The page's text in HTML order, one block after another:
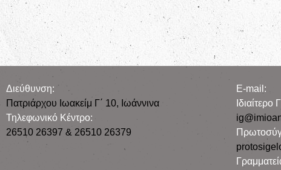
Ἁγία καὶ Μεγάλη
+ Ὁ
διάπυρος πρὸς Θεὸν
Διεύθυνση:
Πατριάρχου Ιωακείμ Γ΄ 10, Iωάννινα
Τηλεφωνικό Κέντρο:
26510 26397 & 26510 26379
E-mail: